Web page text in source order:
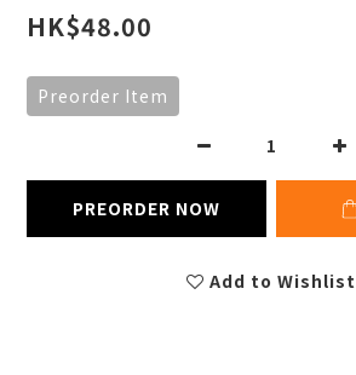
HK$48.00
Preorder Item
PREORDER NOW
Add to Wishlist